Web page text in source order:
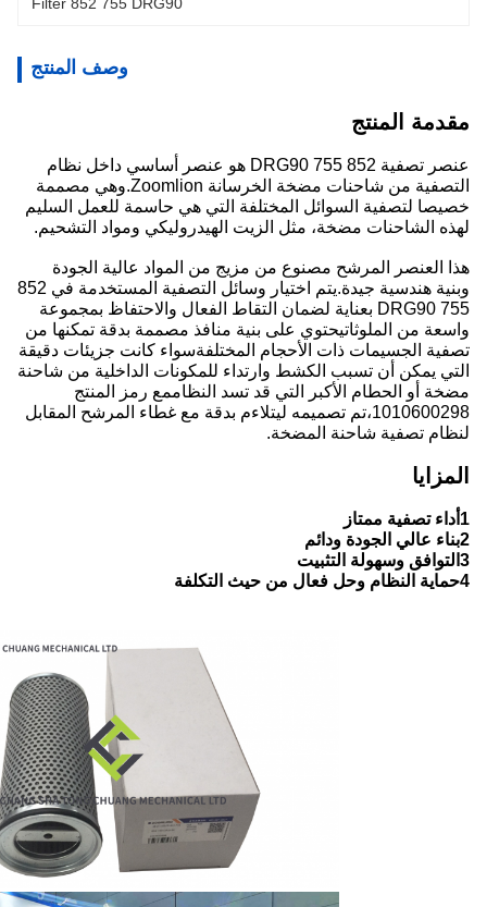
وصف المنتج
مقدمة المنتج
عنصر تصفية 852 755 DRG90 هو عنصر أساسي داخل نظام
التصفية من شاحنات مضخة الخرسانة Zoomlion.وهي مصممة
خصيصا لتصفية السوائل المختلفة التي هي حاسمة للعمل السليم
لهذه الشاحنات مضخة، مثل الزيت الهيدروليكي ومواد التشحيم.
هذا العنصر المرشح مصنوع من مزيج من المواد عالية الجودة
وبنية هندسية جيدة.يتم اختيار وسائل التصفية المستخدمة في 852
755 DRG90 بعناية لضمان التقاط الفعال والاحتفاظ بمجموعة
واسعة من الملوثاتيحتوي على بنية منافذ مصممة بدقة تمكنها من
تصفية الجسيمات ذات الأحجام المختلفةسواء كانت جزيئات دقيقة
التي يمكن أن تسبب الكشط وارتداء للمكونات الداخلية من شاحنة
مضخة أو الحطام الأكبر التي قد تسد النظاممع رمز المنتج
1010600298،تم تصميمه ليتلاءم بدقة مع غطاء المرشح المقابل
لنظام تصفية شاحنة المضخة.
المزايا
1أداء تصفية ممتاز
2بناء عالي الجودة ودائم
3التوافق وسهولة التثبيت
4حماية النظام وحل فعال من حيث التكلفة